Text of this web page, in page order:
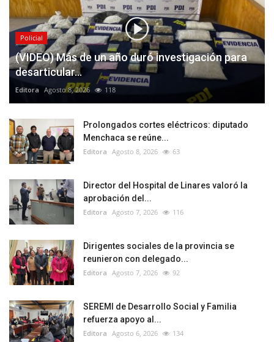
Policial
(VIDEO) Más de un año duró investigación para
desarticular...
Editora Agosto 8, 2026 118
Prolongados cortes eléctricos: diputado
Menchaca se reúne...
Editora Agosto 8, 2026 63
Director del Hospital de Linares valoró la
aprobación del...
Editora Agosto 7, 2026 116
Dirigentes sociales de la provincia se
reunieron con delegado...
Editora Agosto 7, 2026 92
SEREMI de Desarrollo Social y Familia
refuerza apoyo al...
Editora Agosto 6, 2026 134